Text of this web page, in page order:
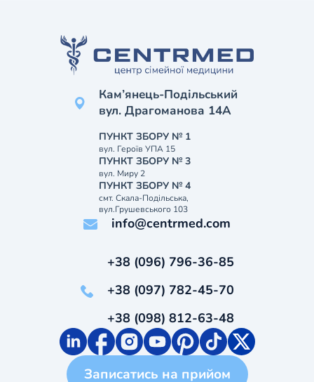
Кам’янець-Подільський
вул. Драгоманова 14А
ПУНКТ ЗБОРУ № 1
вул. Героїв УПА 15
ПУНКТ ЗБОРУ № 3
вул. Миру 2
ПУНКТ ЗБОРУ № 4
смт. Скала-Подільська,
вул.Грушевського 103
info@centrmed.com
+38 (096) 796-36-85
+38 (097) 782-45-70
+38 (098) 812-63-48
Записатись на прийом